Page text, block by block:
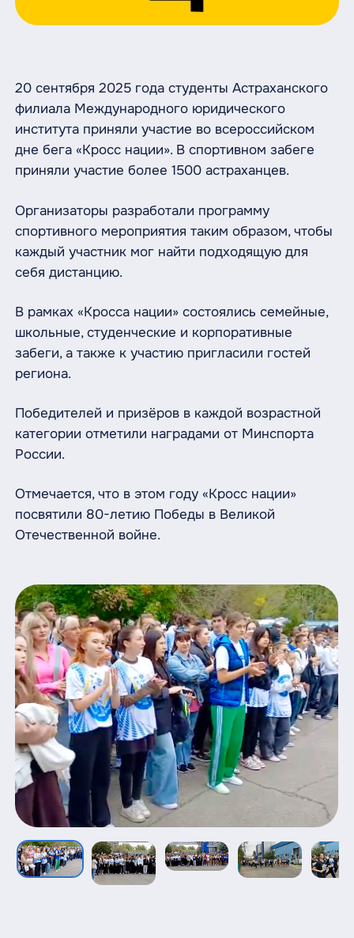
20 сентября 2025 года студенты Астраханского
филиала Международного юридического
института приняли участие во всероссийском
дне бега «Кросс нации». В спортивном забеге
приняли участие более 1500 астраханцев.
Организаторы разработали программу
спортивного мероприятия таким образом, чтобы
каждый участник мог найти подходящую для
себя дистанцию.
В рамках «Кросса нации» состоялись семейные,
школьные, студенческие и корпоративные
забеги, а также к участию пригласили гостей
региона.
Победителей и призёров в каждой возрастной
категории отметили наградами от Минспорта
России.
Отмечается, что в этом году «Кросс нации»
посвятили 80-летию Победы в Великой
Отечественной войне.